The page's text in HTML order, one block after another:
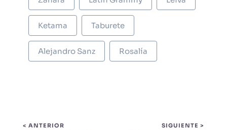
Ketama Taburete
Alejandro Sanz Rosalía
< ANTERIOR SIGUIENTE >